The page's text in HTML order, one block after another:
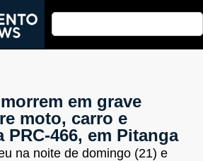
em grave
moto, carro e
PRC-466, em Pitanga
na noite de domingo (21) e